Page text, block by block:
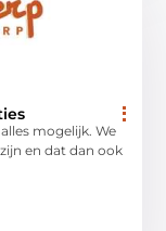
mogelijk. We
en dat dan ook